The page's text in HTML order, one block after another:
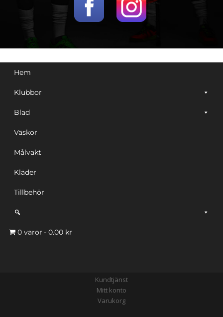
Hem
Klubbor
Blad
Väskor
Målvakt
Kläder
Tillbehör
0 varor 0.00 kr
Kundtjänst
Mitt konto
Varukorg